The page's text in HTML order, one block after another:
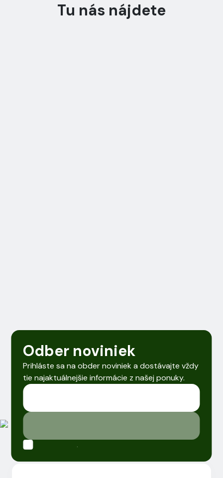
Tu nás nájdete
Odber noviniek
Prihláste sa na obder noviniek a dostávajte vždy
tie najaktuálnejšie informácie z našej ponuky.
.